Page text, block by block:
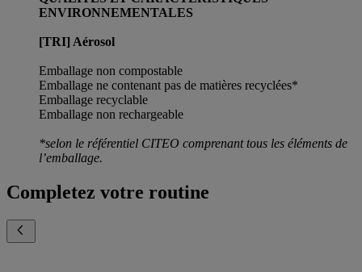
ENVIRONNEMENTALES
[TRI] Aérosol
Emballage non compostable
Emballage ne contenant pas de matières recyclées*
Emballage recyclable
Emballage non rechargeable
*selon le référentiel CITEO comprenant tous les éléments de
l’emballage.
Completez votre routine